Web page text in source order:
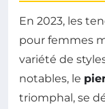
En 2023, les
pour femmes
variété de
notables, le
triomphal, se